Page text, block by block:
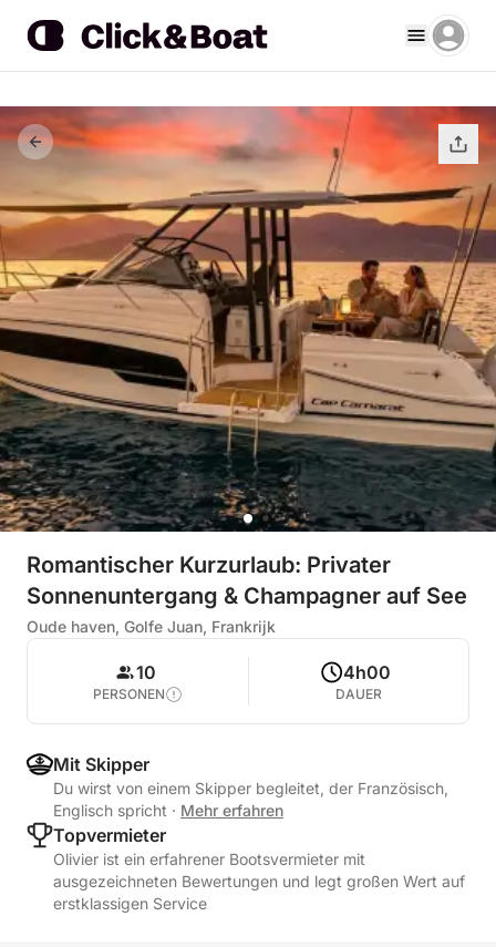
Romantischer Kurzurlaub: Privater
Sonnenuntergang & Champagner auf See
Oude haven, Golfe Juan, Frankrijk
10
PERSONEN
4h00
DAUER
Mit Skipper
Du wirst von einem Skipper begleitet, der Französisch,
Englisch spricht · Mehr erfahren
Topvermieter
Olivier ist ein erfahrener Bootsvermieter mit
ausgezeichneten Bewertungen und legt großen Wert auf
erstklassigen Service